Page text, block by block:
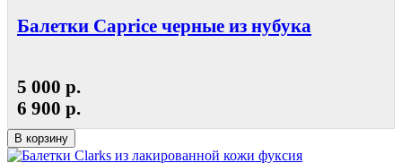
Балетки Caprice черные из нубука
5 000 р.
6 900 р.
В корзину